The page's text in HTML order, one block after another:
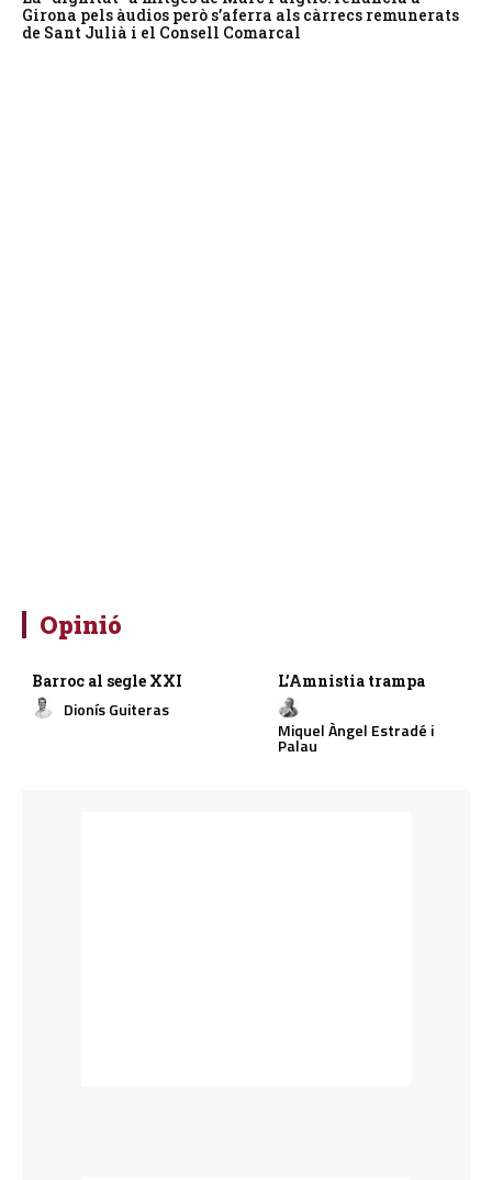
Girona pels àudios però s’aferra als càrrecs remunerats
de Sant Julià i el Consell Comarcal
Opinió
Barroc al segle XXI
Dionís Guiteras
L’Amnistia trampa
Miquel Àngel Estradé i
Palau